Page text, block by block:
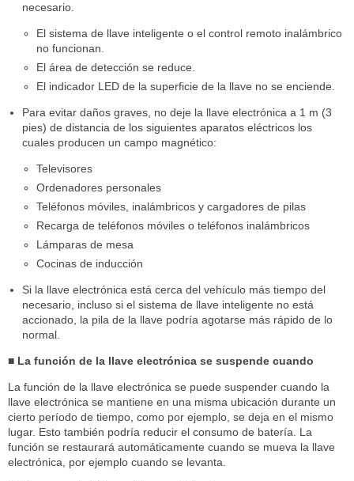
necesario.
El sistema de llave inteligente o el control remoto inalámbrico
no funcionan.
El área de detección se reduce.
El indicador LED de la superficie de la llave no se enciende.
Para evitar daños graves, no deje la llave electrónica a 1 m (3
pies) de distancia de los siguientes aparatos eléctricos los
cuales producen un campo magnético:
Televisores
Ordenadores personales
Teléfonos móviles, inalámbricos y cargadores de pilas
Recarga de teléfonos móviles o teléfonos inalámbricos
Lámparas de mesa
Cocinas de inducción
Si la llave electrónica está cerca del vehículo más tiempo del
necesario, incluso si el sistema de llave inteligente no está
accionado, la pila de la llave podría agotarse más rápido de lo
normal.
■ La función de la llave electrónica se suspende cuando
La función de la llave electrónica se puede suspender cuando la
llave electrónica se mantiene en una misma ubicación durante un
cierto período de tiempo, como por ejemplo, se deja en el mismo
lugar. Esto también podría reducir el consumo de batería. La
función se restaurará automáticamente cuando se mueva la llave
electrónica, por ejemplo cuando se levanta.